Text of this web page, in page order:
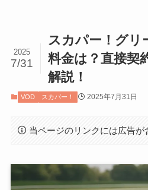
スカパー！グリ
料金は？直接契
解説！
2025
7/31
VOD スカパー！ 2025年7月31日
当ページのリンクには広告が